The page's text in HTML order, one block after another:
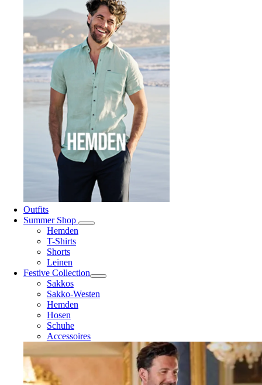
Outfits
Summer Shop
Hemden
T-Shirts
Shorts
Leinen
Festive Collection
Sakkos
Sakko-Westen
Hemden
Hosen
Schuhe
Accessoires